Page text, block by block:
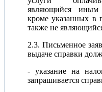
являющийся иным
кроме указанных
также не
2.3. Письменное
выдаче справки
- указание на
запрашивается